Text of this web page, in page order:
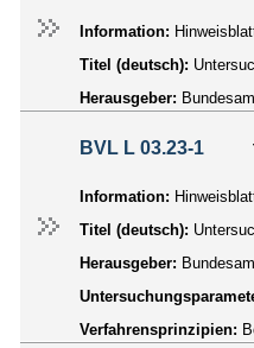
Information:
Titel (deutsch):
Herausgeber:
BVL L 03.23-1
Information:
Titel (deutsch):
Herausgeber:
Verfahrensprinzipien: